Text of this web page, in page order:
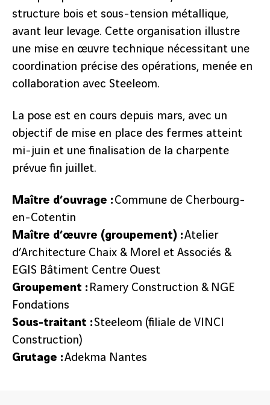
structure bois et sous-tension métallique,
avant leur levage. Cette organisation illustre
une mise en œuvre technique nécessitant une
coordination précise des opérations, menée en
collaboration avec Steeleom.
La pose est en cours depuis mars, avec un
objectif de mise en place des fermes atteint
mi-juin et une finalisation de la charpente
prévue fin juillet.
Maître d’ouvrage :Commune de Cherbourg-
en-Cotentin
Maître d’œuvre (groupement) :Atelier
d’Architecture Chaix & Morel et Associés &
EGIS Bâtiment Centre Ouest
Groupement : Ramery Construction & NGE
Fondations
Sous-traitant :Steeleom (filiale de VINCI
Construction)
Grutage :Adekma Nantes
précédent